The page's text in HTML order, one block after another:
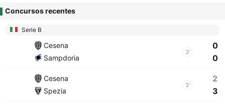
Concursos recentes
Serie B
Cesena
Sampdoria
3'
0
0
Cesena
Spezia
3'
2
3